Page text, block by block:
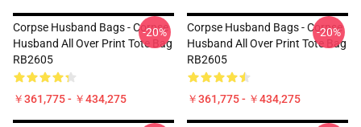
Corpse Husband Bags - Corpse
Husband All Over Print Tote Bag
RB2605
￥361,775 - ￥434,275
-20%
Corpse Husband Bags - Corpse
Husband All Over Print Tote Bag
RB2605
￥361,775 - ￥434,275
-20%